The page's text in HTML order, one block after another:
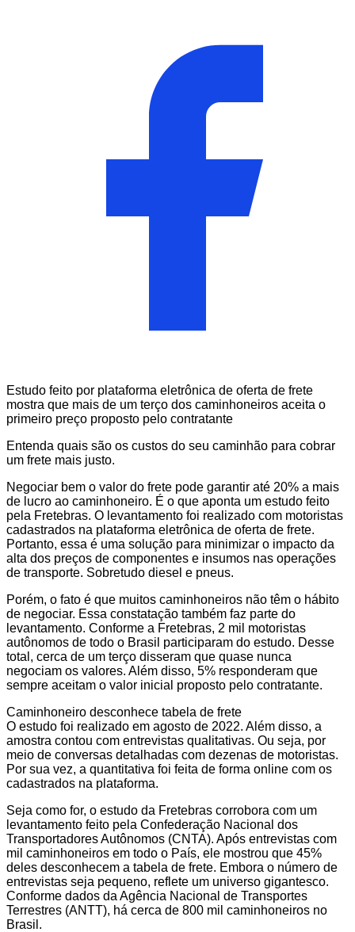
Estudo feito por plataforma eletrônica de oferta de frete
mostra que mais de um terço dos caminhoneiros aceita o
primeiro preço proposto pelo contratante
Entenda quais são os custos do seu caminhão para cobrar
um frete mais justo.
Negociar bem o valor do frete pode garantir até 20% a mais
de lucro ao caminhoneiro. É o que aponta um estudo feito
pela Fretebras. O levantamento foi realizado com motoristas
cadastrados na plataforma eletrônica de oferta de frete.
Portanto, essa é uma solução para minimizar o impacto da
alta dos preços de componentes e insumos nas operações
de transporte. Sobretudo diesel e pneus.
Porém, o fato é que muitos caminhoneiros não têm o hábito
de negociar. Essa constatação também faz parte do
levantamento. Conforme a Fretebras, 2 mil motoristas
autônomos de todo o Brasil participaram do estudo. Desse
total, cerca de um terço disseram que quase nunca
negociam os valores. Além disso, 5% responderam que
sempre aceitam o valor inicial proposto pelo contratante.
Caminhoneiro desconhece tabela de frete
O estudo foi realizado em agosto de 2022. Além disso, a
amostra contou com entrevistas qualitativas. Ou seja, por
meio de conversas detalhadas com dezenas de motoristas.
Por sua vez, a quantitativa foi feita de forma online com os
cadastrados na plataforma.
Seja como for, o estudo da Fretebras corrobora com um
levantamento feito pela Confederação Nacional dos
Transportadores Autônomos (CNTA). Após entrevistas com
mil caminhoneiros em todo o País, ele mostrou que 45%
deles desconhecem a tabela de frete. Embora o número de
entrevistas seja pequeno, reflete um universo gigantesco.
Conforme dados da Agência Nacional de Transportes
Terrestres (ANTT), há cerca de 800 mil caminhoneiros no
Brasil.